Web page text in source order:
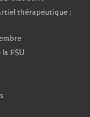
thérapeutique :
FSU